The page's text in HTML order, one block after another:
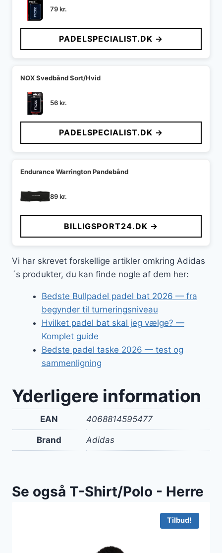
79kr.
PADELSPECIALIST.DK →
NOX Svedbånd Sort/Hvid
56kr.
PADELSPECIALIST.DK →
Endurance Warrington Pandebånd
89kr.
BILLIGSPORT24.DK →
Vi har skrevet forskellige artikler omkring Adidas
´s produkter, du kan finde nogle af dem her:
Bedste Bullpadel padel bat 2026 — fra
begynder til turneringsniveau
Hvilket padel bat skal jeg vælge? —
Komplet guide
Bedste padel taske 2026 — test og
sammenligning
Yderligere information
EAN 4068814595477
Brand Adidas
Se også T-Shirt/Polo - Herre
Tilbud!